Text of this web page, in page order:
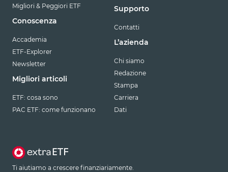
Migliori & Peggiori ETF
Conoscenza
Accademia
ETF-Explorer
Newsletter
Migliori articoli
ETF: cosa sono
PAC ETF: come funzionano
Supporto
Contatti
L’azienda
Chi siamo
Redazione
Stampa
Carriera
Dati
Ti aiutiamo a crescere finanziariamente.